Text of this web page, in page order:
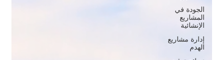
الجودة في
المشاريع
الإنشائية
إدارة مشاريع
الهدم